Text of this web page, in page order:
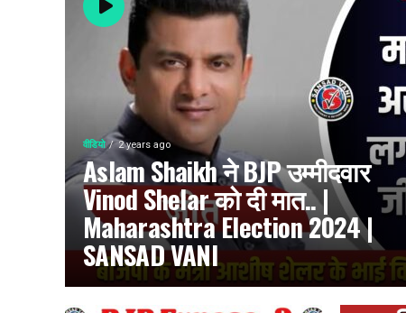
वीडियो 2 years ago
Aslam Shaikh ने BJP उम्मीदवार
Vinod Shelar को दी मात.. |
Maharashtra Election 2024 |
SANSAD VANI